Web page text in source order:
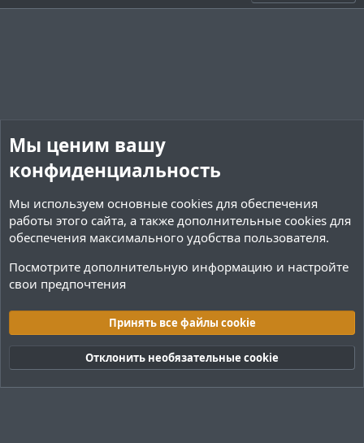
и
г
о
о
с
а
о
с
Cookies Тёмная (2020)
Русский (RU)
Обратная связь
Условия и правила
Политика конфиденциальности
Помощь
R
Мы ценим вашу
конфиденциальность
Мы используем основные cookies для обеспечения
работы этого сайта, а также дополнительные cookies для
обеспечения максимального удобства пользователя.
Посмотрите дополнительную информацию и настройте
свои предпочтения
Принять все файлы cookie
Отклонить необязательные cookie